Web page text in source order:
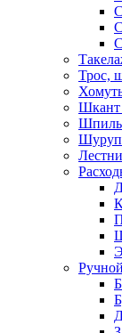
Трос,
Шкант